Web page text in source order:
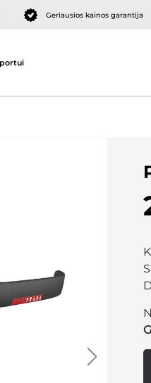
Geriausios kainos garantija